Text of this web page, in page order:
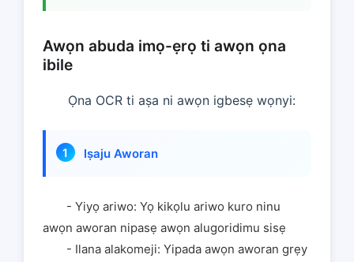
Awọn abuda imọ-ẹrọ ti awọn ọna
ibile
Ọna OCR ti aṣa ni awọn igbesẹ wọnyi:
Iṣaju Aworan
- Yiyọ ariwo: Yọ kikọlu ariwo kuro ninu
awọn aworan nipasẹ awọn alugoridimu sisẹ
- Ilana alakomeji: Yipada awọn aworan grẹy